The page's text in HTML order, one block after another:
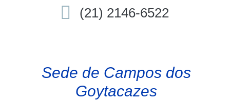
(21) 2146-6522
Sede de Campos dos
Goytacazes